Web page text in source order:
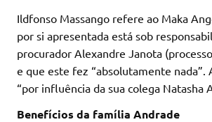
Ildfonso Massango refere ao Maka
por si apresentada está sob
procurador Alexandre Janota
e que este fez “absolutamente nada”.
“por influência da sua colega Natasha
Benefícios da família Andrade